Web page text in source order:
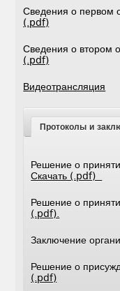
Сведения о первом
(.pdf)
Сведения о втором
(.pdf)
Видеотрансляция
Протоколы и
Решение о
Скачать (.pdf)
Решение о
(.pdf).
Заключение
Решение о
(.pdf)